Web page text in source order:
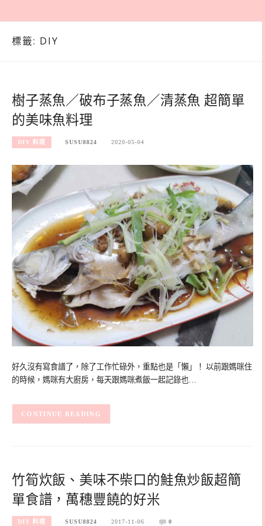
標籤: DIY
樹子蒸魚／破布子蒸魚／清蒸魚 超簡單
的美味魚料理
DIY 料理 SUSU8824 2020-05-04
好久沒有寫食譜了，除了工作忙碌外，重點也是「懶」！ 以前跟媽咪住
的時候，媽咪有大廚房，每天跟媽咪煮飯一起記錄也…
CONTINUE READING
竹筍炊飯、美味不柴口的鮭魚炒飯超簡
單食譜，萬穗豐饒的好米
DIY 料理 SUSU8824 2017-11-06 0